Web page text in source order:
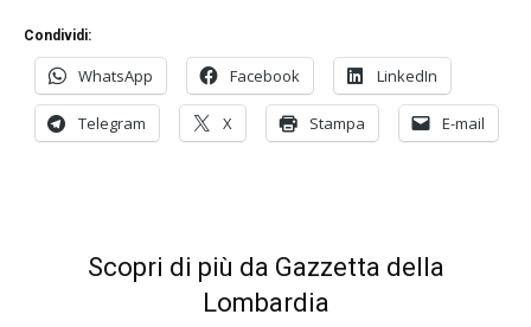
Condividi:
WhatsApp Facebook LinkedIn
Telegram X Stampa E-mail
Scopri di più da Gazzetta della
Lombardia